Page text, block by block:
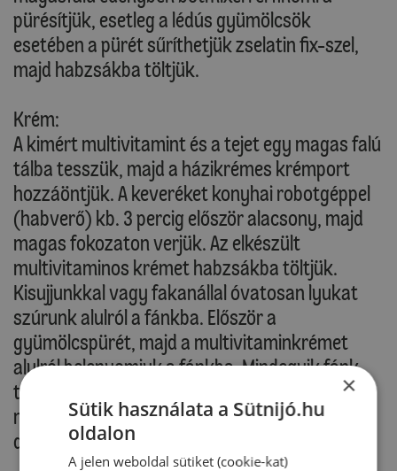
pürésítjük, esetleg a lédús gyümölcsök
esetében a pürét sűríthetjük zselatin fix-szel,
majd habzsákba töltjük.
Krém:
A kimért multivitamint és a tejet egy magas falú
tálba tesszük, majd a házikrémes krémport
hozzáöntjük. A keveréket konyhai robotgéppel
(habverő) kb. 3 percig először alacsony, majd
magas fokozaton verjük. Az elkészült
multivitaminos krémet habzsákba töltjük.
Kisujjunkkal vagy fakanállal óvatosan lyukat
szúrunk alulról a fánkba. Először a
gyümölcspürét, majd a multivitaminkrémet
alulról belenyomjuk a fánkba. Mindegyik fánk
tetejére nyomunk egy-egy kis krémet. A
maradék gyümölccsel és csokiforgáccsal
díszítjük, és tálalásig hideg helyre tesszük.
×
Sütik használata a Sütnijó.hu
oldalon
A jelen weboldal sütiket (cookie-kat)